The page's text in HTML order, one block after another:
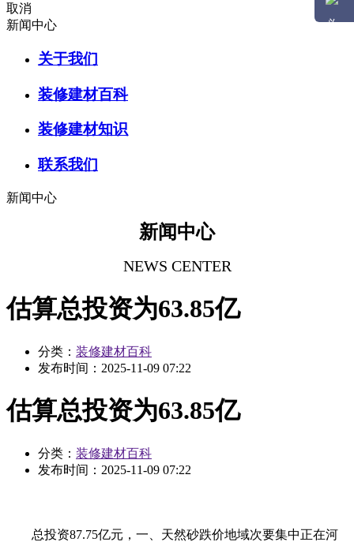
取消
新闻中心
关于我们
装修建材百科
装修建材知识
联系我们
新闻中心
新闻中心
NEWS CENTER
估算总投资为63.85亿
分类： 装修建材百科
发布时间： 2025-11-09 07:22
估算总投资为63.85亿
分类： 装修建材百科
发布时间： 2025-11-09 07:22
总投资87.75亿元，一、天然砂跌价地域次要集中正在河